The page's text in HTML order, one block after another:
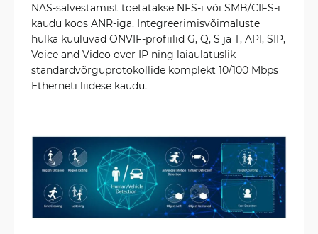
NAS-salvestamist toetatakse NFS-i või SMB/CIFS-i
kaudu koos ANR-iga. Integreerimisvõimaluste
hulka kuuluvad ONVIF-profiilid G, Q, S ja T, API, SIP,
Voice and Video over IP ning laiaulatuslik
standardvõrguprotokollide komplekt 10/100 Mbps
Etherneti liidese kaudu.